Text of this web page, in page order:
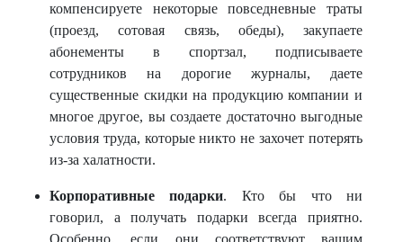
компенсируете некоторые повседневные траты
(проезд, сотовая связь, обеды), закупаете
абонементы в спортзал, подписываете
сотрудников на дорогие журналы, даете
существенные скидки на продукцию компании и
многое другое, вы создаете достаточно выгодные
условия труда, которые никто не захочет потерять
из-за халатности.
Корпоративные подарки. Кто бы что ни
говорил, а получать подарки всегда приятно.
Особенно, если они соответствуют вашим